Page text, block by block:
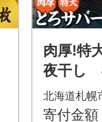
肉厚!特
夜干し
s408-039
北海道札幌
寄付金額